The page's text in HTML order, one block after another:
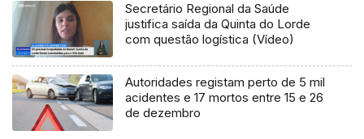
Secretário Regional da Saúde
justifica saída da Quinta do Lorde
com questão logística (Vídeo)
Autoridades registam perto de 5 mil
acidentes e 17 mortos entre 15 e 26
de dezembro